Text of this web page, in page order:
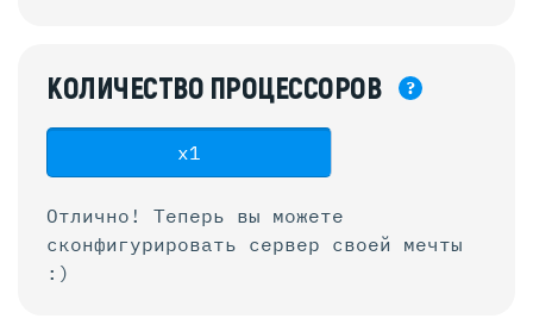
КОЛИЧЕСТВО ПРОЦЕССОРОВ ?
x1
Отлично! Теперь вы можете
сконфигурировать сервер своей мечты
:)